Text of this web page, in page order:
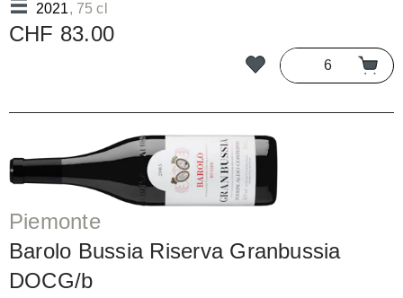
2021, 75 cl
CHF 83.00
Piemonte
Barolo Bussia Riserva Granbussia
DOCG/b